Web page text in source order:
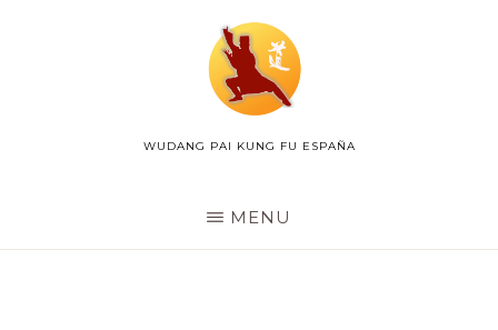
WUDANG
WUDANG PAI KUNG FU ESPAÑA
MENU